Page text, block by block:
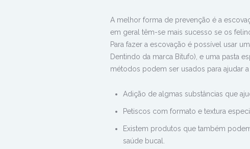
A melhor forma de prevenção é a
em geral têm-se mais sucesso se os
Para fazer a escovação é possível usar
Dentindo da marca Bitufo), e uma pasta
métodos podem ser usados para ajudar
Adição de algmas substâncias que
Petiscos com formato e textura
Existem produtos que também
saúde bucal.